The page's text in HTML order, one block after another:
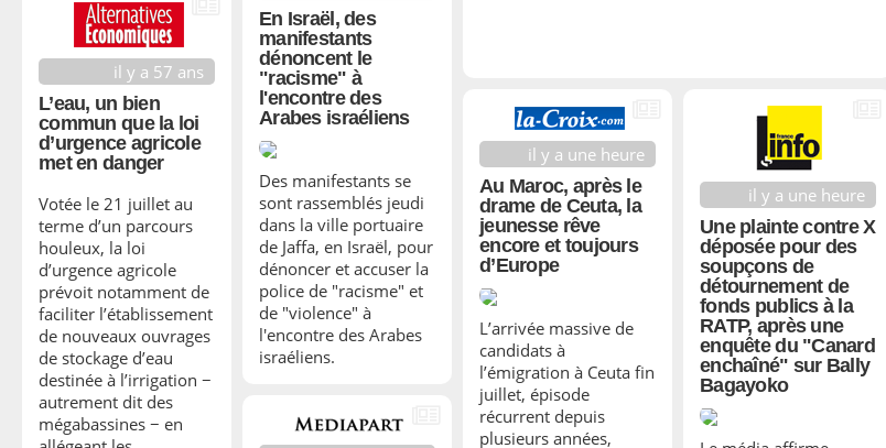
En Israël, des
manifestants
dénoncent le
"racisme" à
l'encontre des
Arabes israéliens
Des manifestants se
sont rassemblés jeudi
dans la ville portuaire
de Jaffa, en Israël, pour
dénoncer et accuser la
police de "racisme" et
de "violence" à
l'encontre des Arabes
israéliens.
il y a 57 ans
L’eau, un bien
commun que la loi
d’urgence agricole
met en danger
Votée le 21 juillet au
terme d’un parcours
houleux, la loi
d’urgence agricole
prévoit notamment de
faciliter l’établissement
de nouveaux ouvrages
de stockage d’eau
destinée à l’irrigation −
autrement dit des
mégabassines − en
il y a une heure
Au Maroc, après le
drame de Ceuta, la
jeunesse rêve
encore et toujours
d’Europe
L’arrivée massive de
candidats à
l’émigration à Ceuta fin
juillet, épisode
récurrent depuis
plusieurs années,
il y a une heure
Une plainte contre X
déposée pour des
soupçons de
détournement de
fonds publics à la
RATP, après une
enquête du "Canard
enchaîné" sur Bally
Bagayoko